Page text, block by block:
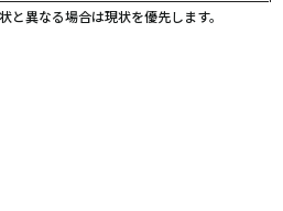
異なる場合は現状を優先します。